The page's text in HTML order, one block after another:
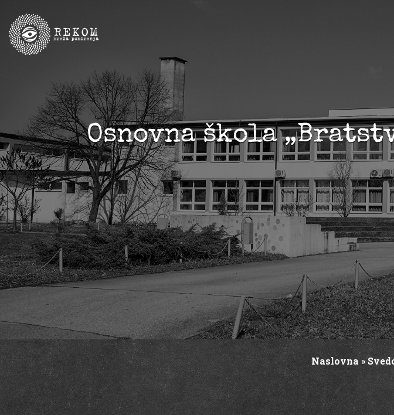
Osnovna škola
Naslovna »